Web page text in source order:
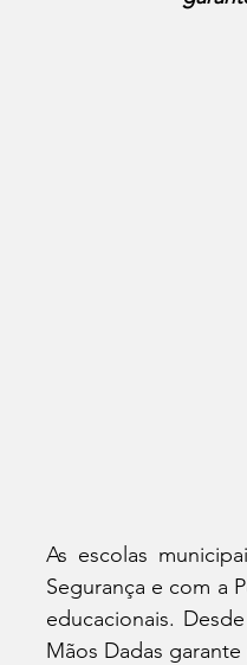
As escolas
Segurança e com a
educacionais.
Mãos Dadas